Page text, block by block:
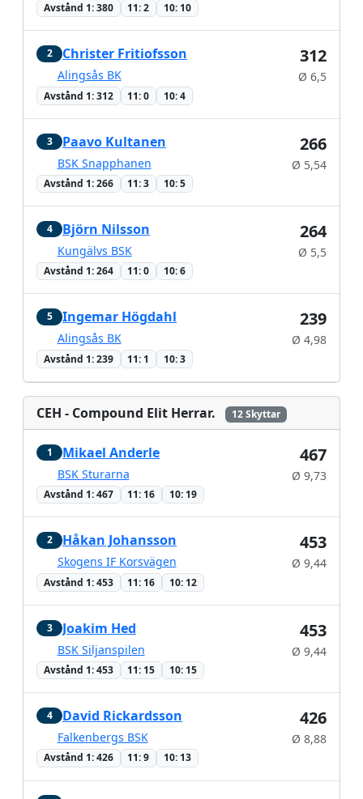
Avstånd 1: 380 11: 2 10: 10
2 Christer Fritiofsson
Alingsås BK
Avstånd 1: 312 11: 0 10: 4
312
Ø 6,5
3 Paavo Kultanen
BSK Snapphanen
Avstånd 1: 266 11: 3 10: 5
266
Ø 5,54
4 Björn Nilsson
Kungälvs BSK
Avstånd 1: 264 11: 0 10: 6
264
Ø 5,5
5 Ingemar Högdahl
Alingsås BK
Avstånd 1: 239 11: 1 10: 3
239
Ø 4,98
CEH - Compound Elit Herrar. 12 Skyttar
1 Mikael Anderle
BSK Sturarna
Avstånd 1: 467 11: 16 10: 19
467
Ø 9,73
2 Håkan Johansson
Skogens IF Korsvägen
Avstånd 1: 453 11: 16 10: 12
453
Ø 9,44
3 Joakim Hed
BSK Siljanspilen
Avstånd 1: 453 11: 15 10: 15
453
Ø 9,44
4 David Rickardsson
Falkenbergs BSK
Avstånd 1: 426 11: 9 10: 13
426
Ø 8,88